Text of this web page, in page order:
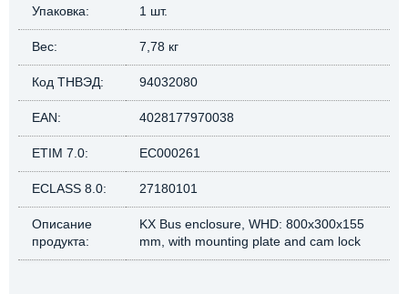
Упаковка: 1 шт.
Вес: 7,78 кг
Код ТНВЭД: 94032080
EAN: 4028177970038
ETIM 7.0: EC000261
ECLASS 8.0: 27180101
Описание
продукта:
KX Bus enclosure, WHD: 800x300x155
mm, with mounting plate and cam lock